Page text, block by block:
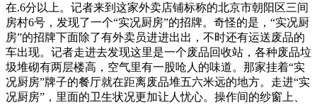
在.6分以上。记者来到这家外卖店铺标称的北京市朝阳区三间
房村6号，发现了一个“实况厨房”的招牌。奇怪的是，“实况厨
房”的招牌下面除了有外卖员进进出出，不时还有运送废品的
车出现。记者走进去发现这里是一个废品回收站，各种废品垃
圾堆砌有两层楼高，空气里有一股呛人的味道。那家挂着“实
况厨房”牌子的餐厅就在距离废品堆五六米远的地方。走进“实
况厨房”，里面的卫生状况更加让人忧心。操作间的纱窗上、